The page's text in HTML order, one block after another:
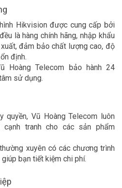
Hikvision được cung cấp bởi
là hàng chính hãng, nhập khẩu
đảm bảo chất lượng cao, độ
định.
Hoàng Telecom bảo hành 24
sử dụng.
quyền, Vũ Hoàng Telecom luôn
tranh cho các sản phẩm
xuyên có các chương trình
giúp bạn tiết kiệm chi phí.